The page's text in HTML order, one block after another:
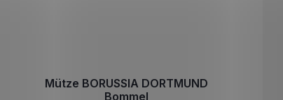
Mütze BORUSSIA DORTMUND
Bommel